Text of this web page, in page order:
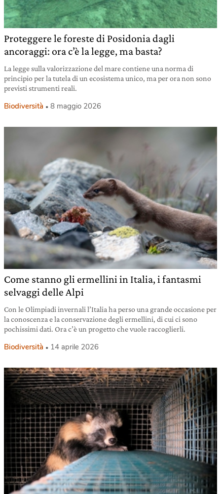
Proteggere le foreste di Posidonia dagli
ancoraggi: ora c’è la legge, ma basta?
La legge sulla valorizzazione del mare contiene una norma di
principio per la tutela di un ecosistema unico, ma per ora non sono
previsti strumenti reali.
Biodiversità 8 maggio 2026
Come stanno gli ermellini in Italia, i fantasmi
selvaggi delle Alpi
Con le Olimpiadi invernali l’Italia ha perso una grande occasione per
la conoscenza e la conservazione degli ermellini, di cui ci sono
pochissimi dati. Ora c’è un progetto che vuole raccoglierli.
Biodiversità 14 aprile 2026